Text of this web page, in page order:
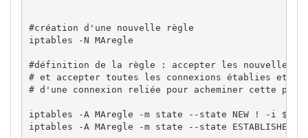
#création d'une nouvelle règle
iptables
-N MAregle
#définition de la règle : accepter les nouvelles
# et accepter toutes les connexions établies et
# d'une connexion reliée pour acheminer cette
iptables -A MAregle -m state --state NEW ! -i
iptables
-A MAregle -m state --state